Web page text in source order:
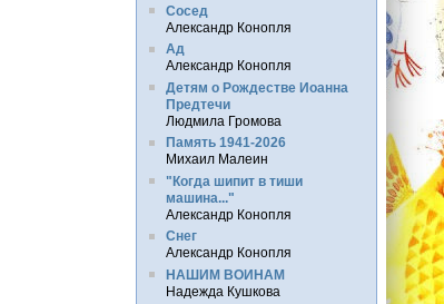
Сосед
Александр Конопля
Ад
Александр Конопля
Детям о Рождестве Иоанна
Предтечи
Людмила Громова
Память 1941-2026
Михаил Малеин
"Когда шипит в тиши
машина..."
Александр Конопля
Снег
Александр Конопля
НАШИМ ВОИНАМ
Надежда Кушкова